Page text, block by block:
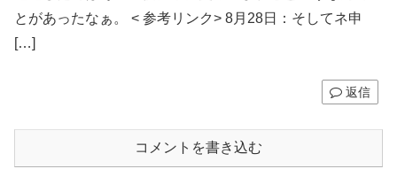
とがあったなぁ。 < 参考リンク> 8月28日：そしてネ申
[…]
返信
コメントを書き込む